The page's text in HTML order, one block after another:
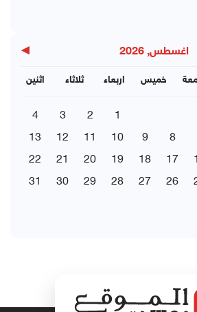
اغسطس, 2026 ▶
اثنين ثلاثاء اربعاء خميس
1
2
3
4
8
9
10
11
12
13
17
18
19
20
21
22
26
27
28
29
30
31